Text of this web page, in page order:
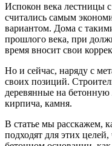
Испокон века лестницы
считались самым
вариантом. Дома с
прошлого века, при
время вносит свои
Но и сейчас, наряду с
своих позиций.
деревянные на бетонную
кирпича, камня.
В статье мы расскажем,
подходят для этих